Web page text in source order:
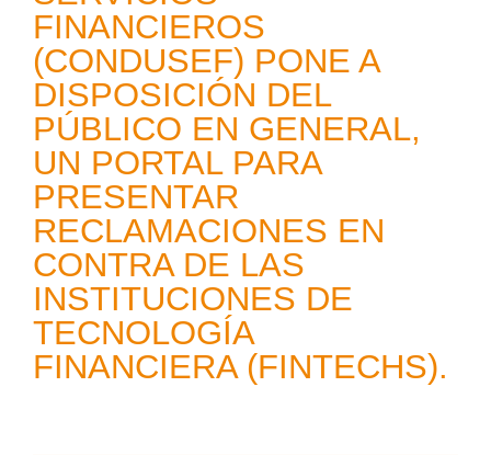
FINANCIEROS
(CONDUSEF) PONE A
DISPOSICIÓN DEL
PÚBLICO EN GENERAL,
UN PORTAL PARA
PRESENTAR
RECLAMACIONES EN
CONTRA DE LAS
INSTITUCIONES DE
TECNOLOGÍA
FINANCIERA (FINTECHS).